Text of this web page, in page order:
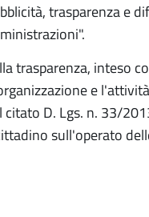
trasparenza e
trasparenza, inteso
e
D. Lgs. n. 33/
sull'operato